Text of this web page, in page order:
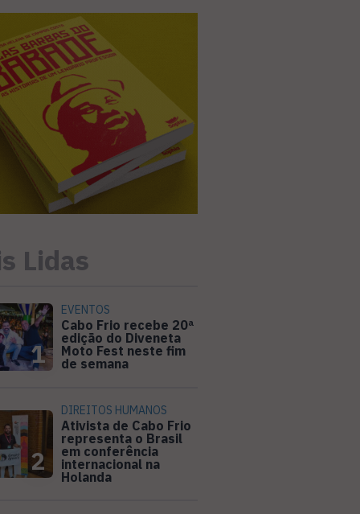
Lidas
1
EVENTOS
Cabo Frio recebe 20ª
edição do Diveneta
Moto Fest neste fim
de semana
2
DIREITOS HUMANOS
Ativista de Cabo Frio
representa o Brasil
em conferência
internacional na
Holanda